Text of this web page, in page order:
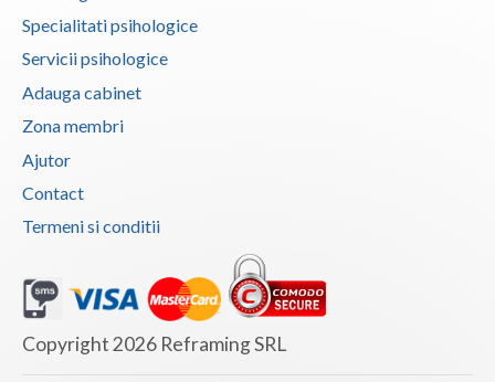
Interventie psihoterapeutica in tulburarea de c... (1)
Interventie psihoterapeutica in tulburarea de l... (1)
Interventie psihoterapeutica in tulburarea de s... (3)
Psihodiagnostic si evaluare clinica (3)
Psihoterapie - Interventie psihoterapeutica in ... (2)
Psihoterapie - Interventie psihoterapeutica in ... (2)
Specialitati psihologice
Servicii psihologice
Adauga cabinet
Zona membri
Ajutor
Contact
Termeni si conditii
Copyright 2026 Reframing SRL